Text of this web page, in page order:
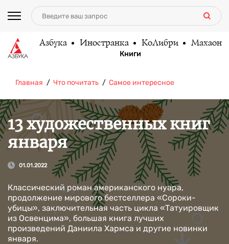
Азбука Иностранка КоЛибри Махаон
Книги
Главная Что почитать Самое интересное
13 художественных книг
января
01.01.2022
Классический роман американского нуара,
продолжение мирового бестселлера «Сороки-
убицы», заключительная часть цикла «Татуировщик
из Освенцима», большая книга лучших
произведений Даниила Хармса и другие новинки
января.